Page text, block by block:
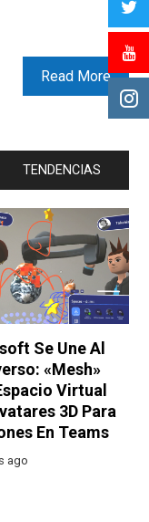
Read More
TENDENCIAS
Se Une Al
«Mesh»
Virtual
3D Para
En Teams
ago